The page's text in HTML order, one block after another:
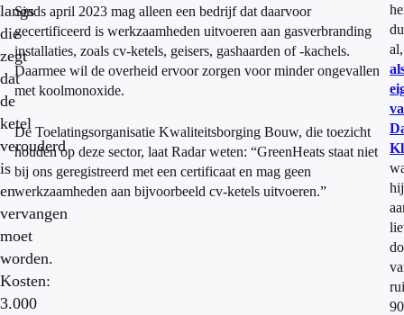
langs
die
zegt
dat
de
ketel
verouderd
is
en
vervangen
moet
worden.
Kosten:
3.000
Sinds april 2023 mag alleen een bedrijf dat daarvoor
gecertificeerd is werkzaamheden uitvoeren aan gasverbranding
installaties, zoals cv-ketels, geisers, gashaarden of -kachels.
Daarmee wil de overheid ervoor zorgen voor minder ongevallen
met koolmonoxide.
De Toelatingsorganisatie Kwaliteitsborging Bouw, die toezicht
houden op deze sector, laat Radar weten: “GreenHeats staat niet
bij ons geregistreerd met een certificaat en mag geen
werkzaamheden aan bijvoorbeeld cv-ketels uitvoeren.”
al,
hij